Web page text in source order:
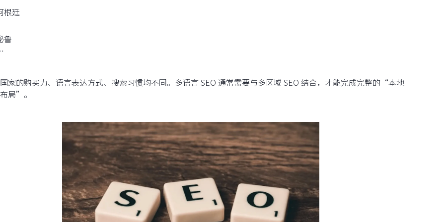
根廷
鲁
家的购买力、语言表达方式、搜索习惯均不同。多语言 SEO 通常需要与多区域 SEO 结合，才能完成完整的“本地
局”。